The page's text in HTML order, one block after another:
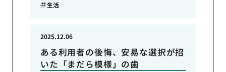
生活
ある利用者の後悔、安易な選択が招
いた「まだら模様」の歯
2025.12.06